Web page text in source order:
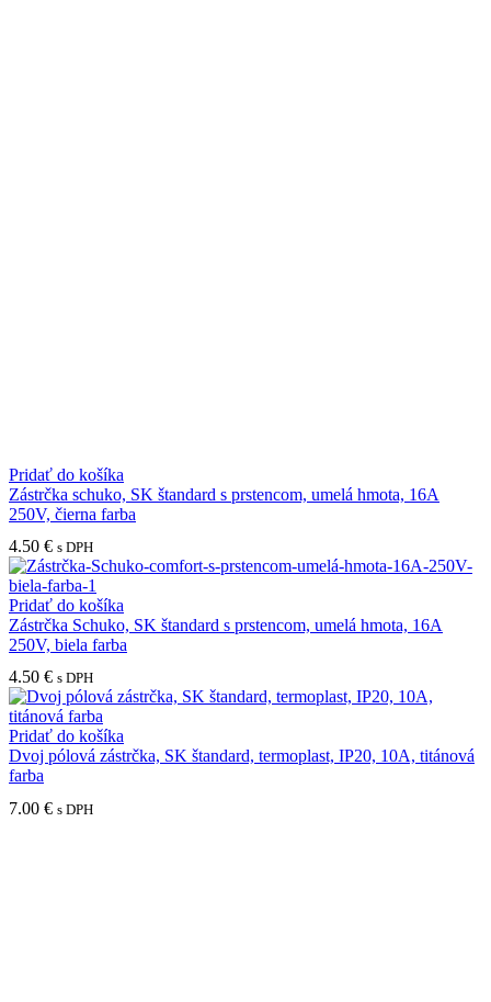
Pridať do košíka
Zástrčka schuko, SK štandard s prstencom, umelá hmota, 16A
250V, čierna farba
4.50 € s DPH
Pridať do košíka
Zástrčka Schuko, SK štandard s prstencom, umelá hmota, 16A
250V, biela farba
4.50 € s DPH
Pridať do košíka
Dvoj pólová zástrčka, SK štandard, termoplast, IP20, 10A, titánová
farba
7.00 € s DPH